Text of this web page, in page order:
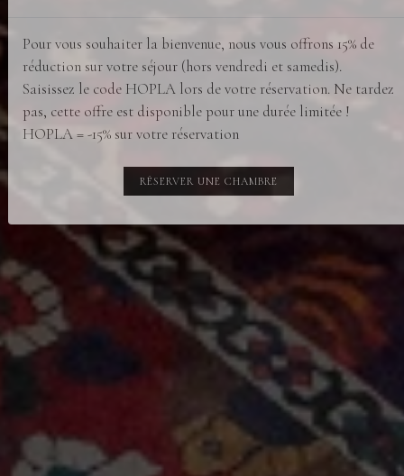
Pour vous souhaiter la bienvenue, nous vous offrons 15% de
réduction sur votre séjour (hors vendredi et samedis).
Saisissez le code HOPLA lors de votre réservation. Ne tardez
pas, cette offre est disponible pour une durée limitée !
HOPLA = -15% sur votre réservation
RÉSERVER UNE CHAMBRE